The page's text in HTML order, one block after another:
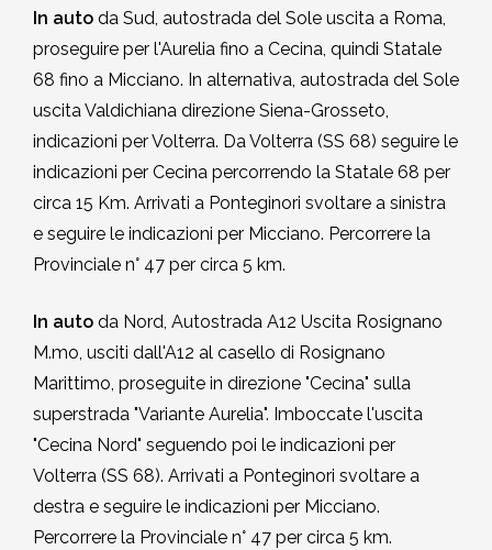
In auto da Sud, autostrada del Sole uscita a Roma,
proseguire per l'Aurelia fino a Cecina, quindi Statale
68 fino a Micciano. In alternativa, autostrada del Sole
uscita Valdichiana direzione Siena-Grosseto,
indicazioni per Volterra. Da Volterra (SS 68) seguire le
indicazioni per Cecina percorrendo la Statale 68 per
circa 15 Km. Arrivati a Ponteginori svoltare a sinistra
e seguire le indicazioni per Micciano. Percorrere la
Provinciale n° 47 per circa 5 km.
In auto da Nord, Autostrada A12 Uscita Rosignano
M.mo, usciti dall'A12 al casello di Rosignano
Marittimo, proseguite in direzione "Cecina" sulla
superstrada "Variante Aurelia". Imboccate l'uscita
"Cecina Nord" seguendo poi le indicazioni per
Volterra (SS 68). Arrivati a Ponteginori svoltare a
destra e seguire le indicazioni per Micciano.
Percorrere la Provinciale n° 47 per circa 5 km.